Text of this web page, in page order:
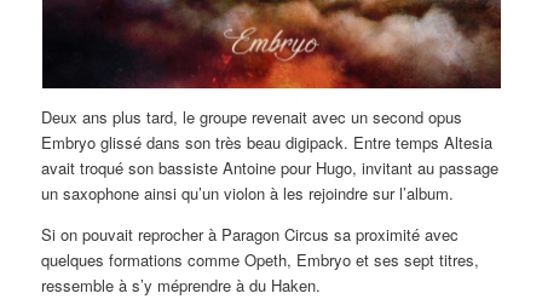
Deux ans plus tard, le groupe revenait avec un second opus
Embryo glissé dans son très beau digipack. Entre temps Altesia
avait troqué son bassiste Antoine pour Hugo, invitant au passage
un saxophone ainsi qu’un violon à les rejoindre sur l’album.
Si on pouvait reprocher à Paragon Circus sa proximité avec
quelques formations comme Opeth, Embryo et ses sept titres,
ressemble à s’y méprendre à du Haken.